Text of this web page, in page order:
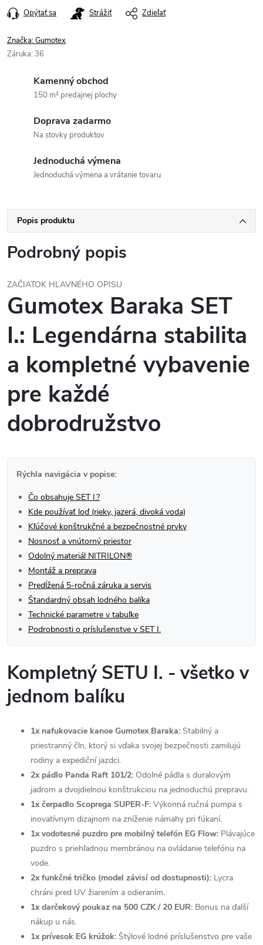
Opýtať sa Strážiť Zdieľať
Značka:Gumotex
Záruka: 36
Kamenný obchod
150 m² predajnej plochy
Doprava zadarmo
Na stovky produktov
Jednoduchá výmena
Jednoduchá výmena a vrátanie tovaru
Popis produktu
Podrobný popis
ZAČIATOK HLAVNÉHO OPISU
Gumotex Baraka SET
I.: Legendárna stabilita
a kompletné vybavenie
pre každé
dobrodružstvo
Rýchla navigácia v popise:
Čo obsahuje SET I.?
Kde používať loď (rieky, jazerá, divoká voda)
Kľúčové konštrukčné a bezpečnostné prvky
Nosnosť a vnútorný priestor
Odolný materiál NITRILON®
Montáž a preprava
Predĺžená 5-ročná záruka a servis
Štandardný obsah lodného balíka
Technické parametre v tabuľke
Podrobnosti o príslušenstve v SET I.
Kompletný SETU I. - všetko v
jednom balíku
1x nafukovacie kanoe Gumotex Baraka: Stabilný a
priestranný čln, ktorý si vďaka svojej bezpečnosti zamilujú
rodiny a expediční jazdci.
2x pádlo Panda Raft 101/2: Odolné pádla s duralovým
jadrom a dvojdielnou konštrukciou na jednoduchú prepravu.
1x čerpadlo Scoprega SUPER-F: Výkonná ručná pumpa s
inovatívnym dizajnom na zníženie námahy pri fúkaní.
1x vodotesné puzdro pre mobilný telefón EG Flow: Plávajúce
puzdro s priehľadnou membránou na ovládanie telefónu na
vode.
2x funkčné tričko (model závisí od dostupnosti): Lycra
chráni pred UV žiarením a odieraním.
1x darčekový poukaz na 500 CZK / 20 EUR: Bonus na ďalší
nákup u nás.
1x prívesok EG krúžok: Štýlové lodné príslušenstvo pre vaše